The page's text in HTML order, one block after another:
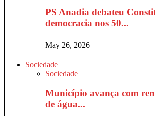
PS Anadia debateu
democracia nos 50...
May 26, 2026
Sociedade
Sociedade
Município avança com
de água...